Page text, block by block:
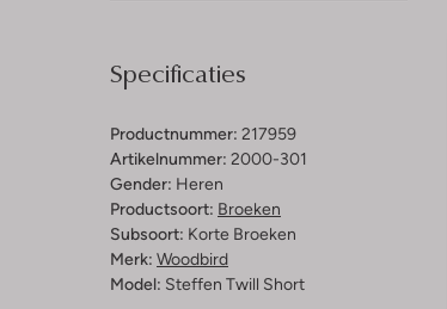
Specificaties
Productnummer: 217959
Artikelnummer: 2000-301
Gender: Heren
Productsoort: Broeken
Subsoort: Korte Broeken
Merk: Woodbird
Model: Steffen Twill Short